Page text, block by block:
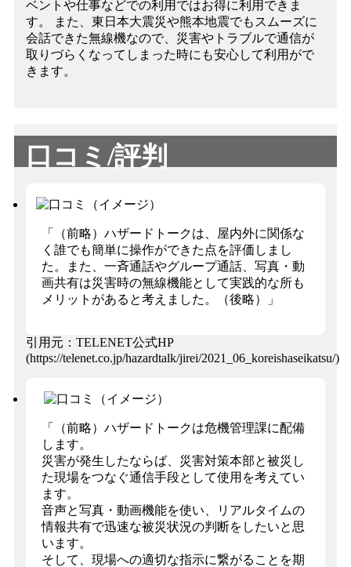
ベントや仕事などでの利用ではお得に利用できま
す。 また、東日本大震災や熊本地震でもスムーズに
会話できた無線機なので、災害やトラブルで通信が
取りづらくなってしまった時にも安心して利用がで
きます。
口コミ/評判
「（前略）ハザードトークは、屋内外に関係な
く誰でも簡単に操作ができた点を評価しまし
た。また、一斉通話やグループ通話、写真・動
画共有は災害時の無線機能として実践的な所も
メリットがあると考えました。（後略）」
引用元：TELENET公式HP
(https://telenet.co.jp/hazardtalk/jirei/2021_06_koreishaseikatsu/)
「（前略）ハザードトークは危機管理課に配備
します。
災害が発生したならば、災害対策本部と被災し
た現場をつなぐ通信手段として使用を考えてい
ます。
音声と写真・動画機能を使い、リアルタイムの
情報共有で迅速な被災状況の判断をしたいと思
います。
そして、現場への適切な指示に繋がることを期